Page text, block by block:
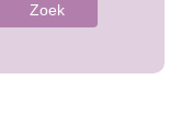
Zoek